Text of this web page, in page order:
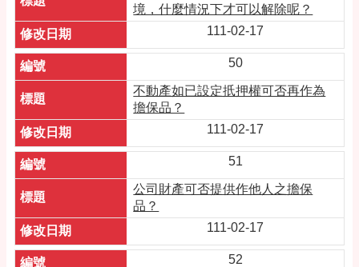
境，什麼情況下才可以解除呢？
111-02-17
50
不動產如已設定扺押權可否再作為
擔保品？
111-02-17
51
公司財產可否提供作他人之擔保
品？
111-02-17
52